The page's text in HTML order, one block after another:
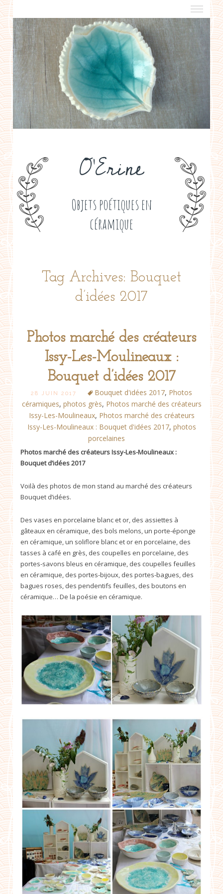
O'Erine
Objets poétiques en
céramique
a propos
boutiques de créateurs
contact
politique de confidentialité
Tag Archives: Bouquet
d’idées 2017
Photos marché des créateurs
Issy-Les-Moulineaux :
Bouquet d’idées 2017
28 JUIN 2017 Bouquet d'idées 2017, Photos
céramiques, photos grès, Photos marché des créateurs
Issy-Les-Moulineaux, Photos marché des créateurs
Issy-Les-Moulineaux : Bouquet d'idées 2017, photos
porcelaines
Photos marché des créateurs Issy-Les-Moulineaux :
Bouquet d’idées 2017
Voilà des photos de mon stand au marché des créateurs
Bouquet d’idées.
Des vases en porcelaine blanc et or, des assiettes à
gâteaux en céramique, des bols melons, un porte-éponge
en céramique, un soliflore blanc et or en porcelaine, des
tasses à café en grès, des coupelles en porcelaine, des
portes-savons bleus en céramique, des coupelles feuilles
en céramique, des portes-bijoux, des portes-bagues, des
bagues roses, des pendentifs feuilles, des boutons en
céramique… De la poésie en céramique.